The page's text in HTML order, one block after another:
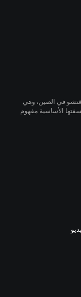
مدينة قوانغتشو في الصين، وهي
الأساسية مفهوم